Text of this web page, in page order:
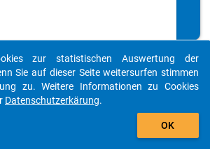
-
ers
te
auto_stories
add_shopping_cart
zur statistischen Auswertung der
Sie auf dieser Seite weitersurfen stimmen
zu. Weitere Informationen zu Cookies
Datenschutzerkärung.
OK